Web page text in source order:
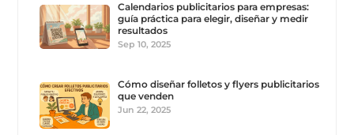
Calendarios publicitarios para empresas:
guía práctica para elegir, diseñar y medir
resultados
Sep 10, 2025
Cómo diseñar folletos y flyers publicitarios
que venden
Jun 22, 2025